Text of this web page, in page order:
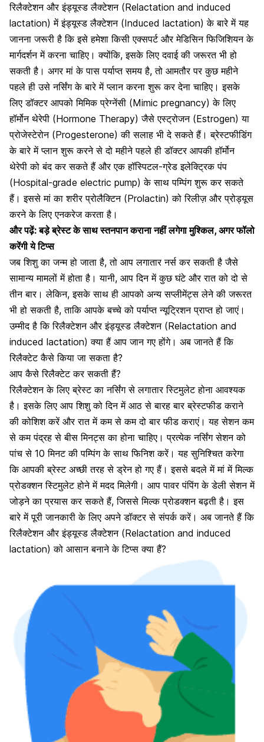
रिलैक्टेशन और इंड्यूस्ड लैक्टेशन (Relactation and induced
lactation) में इंड्यूस्ड लैक्टेशन (Induced lactation) के बारे में यह
जानना जरूरी है कि इसे हमेशा किसी एक्सपर्ट और मेडिसिन फिजिशियन के
मार्गदर्शन में करना चाहिए। क्योंकि, इसके लिए दवाई की जरूरत भी हो
सकती है। अगर मां के पास पर्याप्त समय है, तो आमतौर पर कुछ महीने
पहले ही उसेनर्सिंग के बारे में प्लान करना शुरू कर देना चाहिए । इसके
लिए डॉक्टर आपको मिमिक प्रेग्नेंसी (Mimic pregnancy) के लिए
हॉर्मोन थेरेपी (Hormone Therapy) जैसेएस्ट्रोजन (Estrogen) या
प्रोजेस्टेरोन (Progesterone) की सलाह भी दे सकते हैं। ब्रेस्टफीडिंग
के बारे में प्लान शुरू करने से दो महीने पहले ही डॉक्टर आपकी हॉर्मोन
थेरेपी को बंद कर सकते हैं और एक हॉस्पिटल-ग्रेड इलेक्ट्रिक पंप
(Hospital-grade electric pump) के साथ पम्पिंग शुरू कर सकते
हैं। इससे मां का शरीर प्रोलैक्टिन (Prolactin) को रिलीज़ और प्रोड्यूस
करने के लिए एनकरेज करता है।
और पढ़ें: बड़े ब्रेस्ट के साथ स्तनपान कराना नहीं लगेगा मुश्किल, अगर फॉलो
करेंगी ये टिप्स
जब शिशु का जन्म हो जाता है, तो आप लगातार नर्स कर सकती है जैसे
सामान्य मामलों में होता है। यानी, आप दिन में कुछ घंटे और रात को दो से
तीन बार। लेकिन, इसके साथ ही आपको अन्यसप्लीमेंट्स लेने की जरूरत
भी हो सकती है, ताकि आपके बच्चे को पर्याप्त न्यूट्रिशन प्राप्त हो जाएं।
उम्मीद है कि रिलैक्टेशन और इंड्यूस्ड लैक्टेशन (Relactation and
induced lactation) क्या हैं आप जान गए होंगे। अब जानते हैं कि
रिलैक्टेट कैसे किया जा सकता है?
आप कैसे रिलैक्टेट कर सकती हैं?
रिलैक्टेशन के लिए ब्रेस्ट का नर्सिंग से लगातार स्टिमुलेट होना आवश्यक
है। इसके लिए आप शिशु को दिन में आठ से बारह बार ब्रेस्टफीड कराने
की कोशिश करें और रात में कम से कम दो बार फीड कराएं। यह सेशन कम
से कम पंद्रह से बीस मिनट्स का होना चाहिए। प्रत्येक नर्सिंग सेशन को
पांच से 10 मिनट की पम्पिंग के साथ फिनिश करें। यह सुनिश्चित करेगा
कि आपकीब्रेस्ट अच्छी तरह से ड्रेन हो गए हैं। इससे बदले में मां में मिल्क
प्रोडक्शन स्टिमुलेट होने में मदद मिलेगी। आप पावर पंपिंग के डेली सेशन में
जोड़ने का प्रयास कर सकते हैं, जिससेमिल्क प्रोडक्शन बढ़ती है । इस
बारे में पूरी जानकारी के लिए अपने डॉक्टर से संपर्क करें। अब जानते हैं कि
रिलैक्टेशन और इंड्यूस्ड लैक्टेशन (Relactation and induced
lactation) को आसान बनाने के टिप्स क्या हैं?